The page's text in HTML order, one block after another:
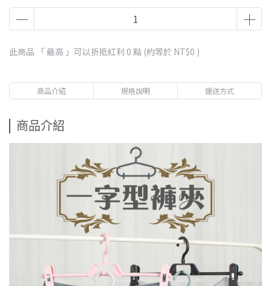
此商品 「 最高 」可以折抵紅利 0 點 (約等於 NT$0 )
商品介紹 規格說明 運送方式
商品介紹